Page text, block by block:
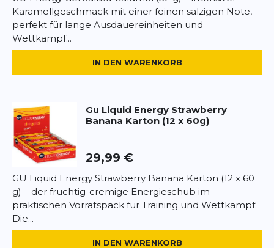
Natriumchlorid, Aminosäuren (Leucin, Valin,
Isoleucin), natürliche Aromen, Backtriebmittel.
Kohlenhydrate 21 g, davon Zucker 11 g, Eiweiß 2 g,
Anwendung:
1 Waffel ca. 30–60 Minuten vor oder
während längerer Belastungen essen.
Allergenhinweis:
Spuren von Soja enthalten.
*Pflichtfelder
Google.
Karamellgeschmack mit einer feinen salzigen Note,
perfekt für lange Ausdauereinheiten und
Wettkämpf...
IN DEN WARENKORB
Gu Liquid Energy Strawberry
Banana Karton (12 x 60g)
29,99 €
GU Liquid Energy Strawberry Banana Karton (12 x 60
g) – der fruchtig-cremige Energieschub im
praktischen Vorratspack für Training und Wettkampf.
Die...
IN DEN WARENKORB